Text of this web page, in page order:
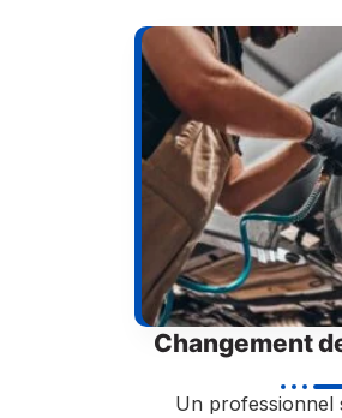
Changement
Un professionnel